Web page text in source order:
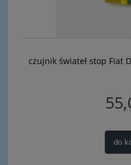
czujnik świateł stop Fiat
do